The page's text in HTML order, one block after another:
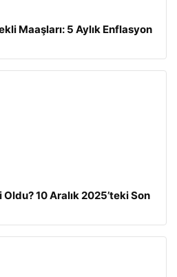
Maaşları: 5 Aylık Enflasyon
Oldu? 10 Aralık 2025’teki Son